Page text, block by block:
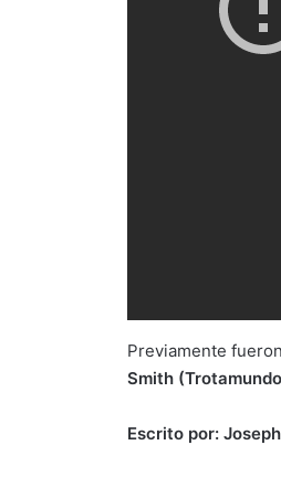
Previamente
Smith
Escrito por: